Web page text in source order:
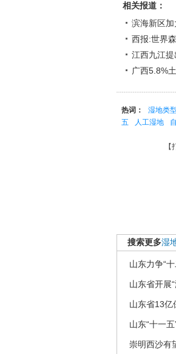
相关报道：
滨海新区
西报:世界
江西九江
广西5.8%
热词： 湿地类型
五
人工湿地
【
搜索更多湿
山东力争“
山东省开展
山东省13亿
山东“十一
崇明西沙有